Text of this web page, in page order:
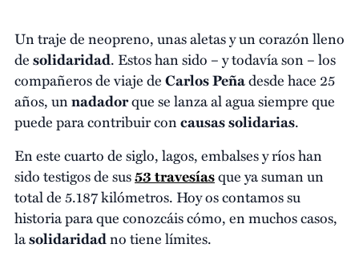
Un traje de neopreno, unas aletas y un corazón lleno
desolidaridad. Estos han sido – y todavía son – los
compañeros de viaje deCarlos Peñadesde hace 25
años, unnadadorque se lanza al agua siempre que
puede para contribuir concausas solidarias.
En este cuarto de siglo, lagos, embalses y ríos han
sido testigos de sus53travesíasque ya suman un
total de 5.187 kilómetros. Hoy os contamos su
historia para que conozcáis cómo, en muchos casos,
lasolidaridadno tiene límites.